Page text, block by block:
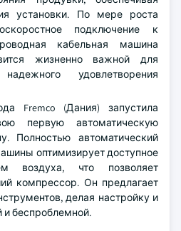
установки. По мере роста
подключение к
кабельная машина
жизненно важной для
удовлетворения
Fremco (Дания) запустила
первую автоматическую
Полностью автоматический
оптимизирует доступное
воздуха, что позволяет
компрессор. Он предлагает
делая настройку и
и беспроблемной.